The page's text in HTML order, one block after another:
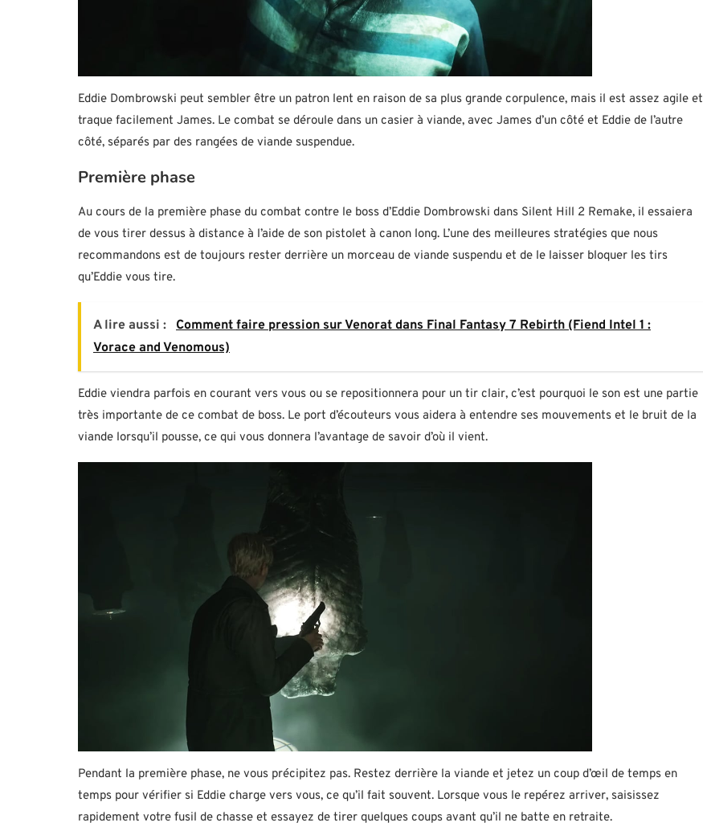
Eddie Dombrowski peut sembler être un patron lent en raison de sa plus grande corpulence, mais il est assez agile et
traque facilement James. Le combat se déroule dans un casier à viande, avec James d’un côté et Eddie de l’autre
côté, séparés par des rangées de viande suspendue.
Première phase
Au cours de la première phase du combat contre le boss d’Eddie Dombrowski dans Silent Hill 2 Remake, il essaiera
de vous tirer dessus à distance à l’aide de son pistolet à canon long. L’une des meilleures stratégies que nous
recommandons est de toujours rester derrière un morceau de viande suspendu et de le laisser bloquer les tirs
qu’Eddie vous tire.
A lire aussi : Comment faire pression sur Venorat dans Final Fantasy 7 Rebirth (Fiend Intel 1 :
Vorace and Venomous)
Eddie viendra parfois en courant vers vous ou se repositionnera pour un tir clair, c’est pourquoi le son est une partie
très importante de ce combat de boss. Le port d’écouteurs vous aidera à entendre ses mouvements et le bruit de la
viande lorsqu’il pousse, ce qui vous donnera l’avantage de savoir d’où il vient.
Pendant la première phase, ne vous précipitez pas. Restez derrière la viande et jetez un coup d’œil de temps en
temps pour vérifier si Eddie charge vers vous, ce qu’il fait souvent. Lorsque vous le repérez arriver, saisissez
rapidement votre fusil de chasse et essayez de tirer quelques coups avant qu’il ne batte en retraite.